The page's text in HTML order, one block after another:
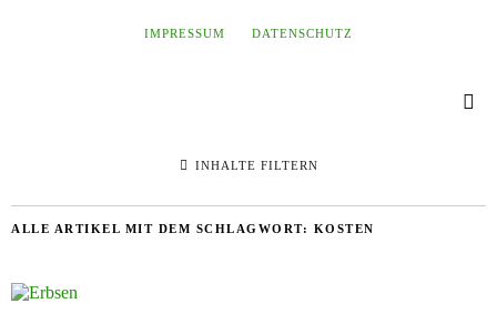
IMPRESSUM DATENSCHUTZ
INHALTE FILTERN
ALLE ARTIKEL MIT DEM SCHLAGWORT: KOSTEN